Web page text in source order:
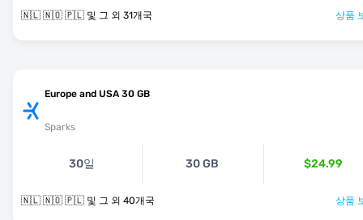
🇳🇱 🇳🇴 🇵🇱 및 그 외 31개국 상품
Europe and USA 30 GB
Sparks
30일 30 GB $24.99
🇳🇱 🇳🇴 🇵🇱 및 그 외 40개국 상품